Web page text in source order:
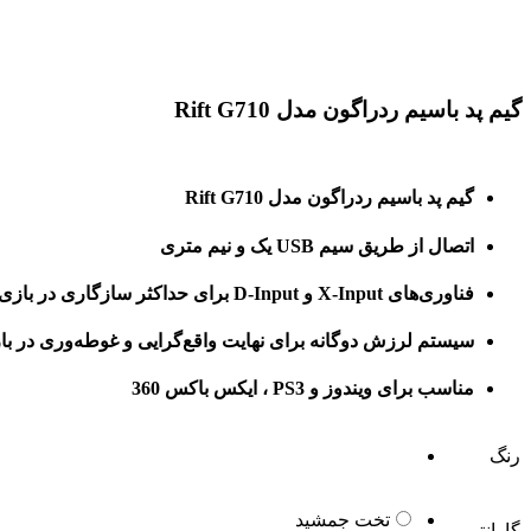
گیم پد باسیم ردراگون مدل Rift G710
گیم پد باسیم ردراگون مدل Rift G710
اتصال از طریق سیم USB یک و نیم متری
فناوری‌های X-Input و D-Input برای حداکثر سازگاری در بازی‌های کامپیوتری
سیستم لرزش دوگانه برای نهایت واقع‌گرایی و غوطه‌وری در
مناسب برای ویندوز و PS3 ، ایکس باکس 360
رنگ
تخت جمشید